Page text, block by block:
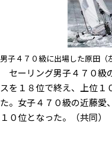
男子４７０級に出場した原田（
セーリング男子４７０級
スを１８位で終え、上位１
た。女子４７０級の近藤愛
１０位となった。（共同）